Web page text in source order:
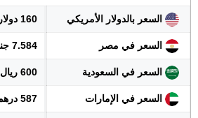
السعر بالدولار الأمريكي 160 دولار
السعر في مصر 7.584 جنيه
السعر في السعودية 600 ريال
السعر في الإمارات 587 درهم